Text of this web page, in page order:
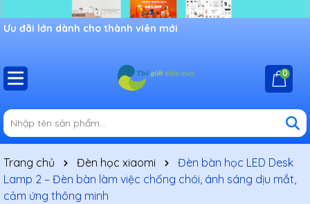
Ưu đãi lớn dành cho thành viên mới
0
Trang chủ Đèn học xiaomi
Đèn bàn học LED Desk
Lamp 2 – Đèn bàn làm việc chống chói, ánh sáng dịu mắt,
cảm ứng thông minh